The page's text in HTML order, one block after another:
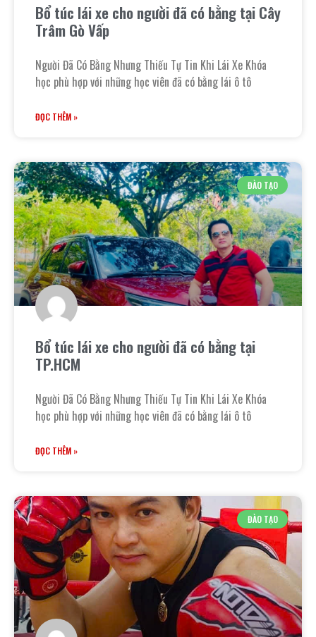
Bổ túc lái xe cho người đã có bằng tại Cây
Trâm Gò Vấp
Người Đã Có Bằng Nhưng Thiếu Tự Tin Khi Lái Xe Khóa
học phù hợp với những học viên đã có bằng lái ô tô
ĐỌC THÊM »
ĐÀO TẠO
Bổ túc lái xe cho người đã có bằng tại
TP.HCM
Người Đã Có Bằng Nhưng Thiếu Tự Tin Khi Lái Xe Khóa
học phù hợp với những học viên đã có bằng lái ô tô
ĐỌC THÊM »
ĐÀO TẠO